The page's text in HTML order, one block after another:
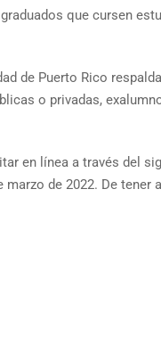
que cursen
de Puerto Rico
o privadas,
en línea a través del
de 2022. De